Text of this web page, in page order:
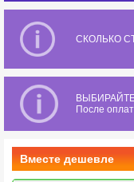
СКОЛЬКО
После
Вместе дешевле